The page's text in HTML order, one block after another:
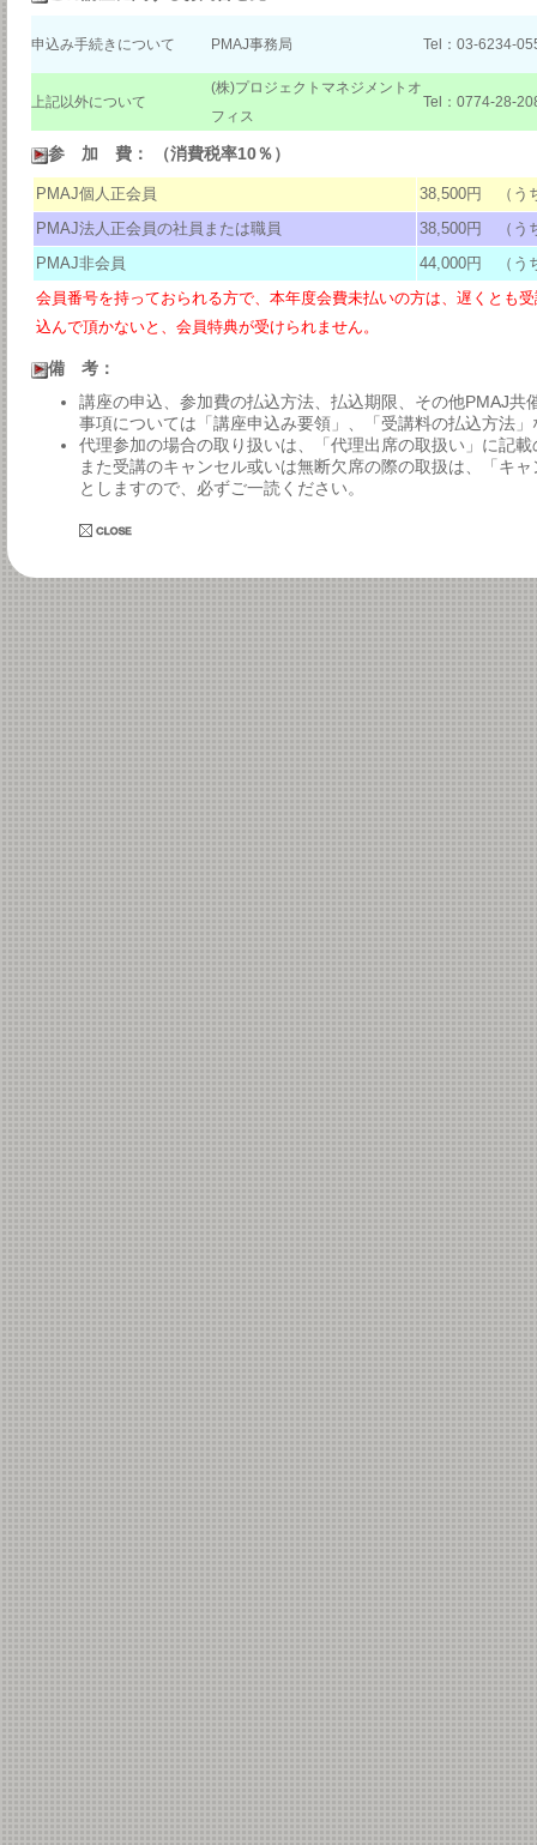
申込み手続きについて PMAJ事務局 Tel：03-6234-
上記以外について
(株)プロジェクトマネジメントオ
フィス
Tel：0774-28-
参 加 費： （消費税率10％）
PMAJ個人正会員
38,500円 （う
PMAJ法人正会員の社員または職員
38,500円 （う
PMAJ非会員
44,000円 （う
会員番号を持っておられる方で、本年度会費未払いの方は、遅くとも
込んで頂かないと、会員特典が受けられません。
備 考：
講座の申込、参加費の払込方法、払込期限、その他PMAJ共
事項については「講座申込み要領」、「受講料の払込方法
代理参加の場合の取り扱いは、「代理出席の取扱い」に記
また受講のキャンセル或いは無断欠席の際の取扱は、「キ
としますので、必ずご一読ください。